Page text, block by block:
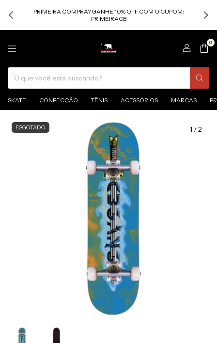
PRIMEIRA COMPRA? GANHE 10% OFF COM O CUPOM:
PRIMEIRACB
0
SKATE CONFECÇÃO TÊNIS ACESSÓRIOS MARCAS
ESGOTADO 1 /2